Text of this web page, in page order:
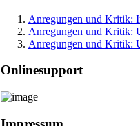
Anregungen und Kritik:
Anregungen und Kritik:
Anregungen und Kritik:
Onlinesupport